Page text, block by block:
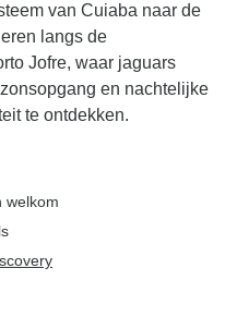
het niet snel
zo erg, want ik
van Cuiaba naar de
langs de
Jofre, waar jaguars
en nachtelijke
te ontdekken.
welkom